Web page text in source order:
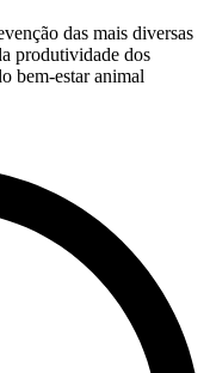
das mais diversas
produtividade dos
bem-estar animal